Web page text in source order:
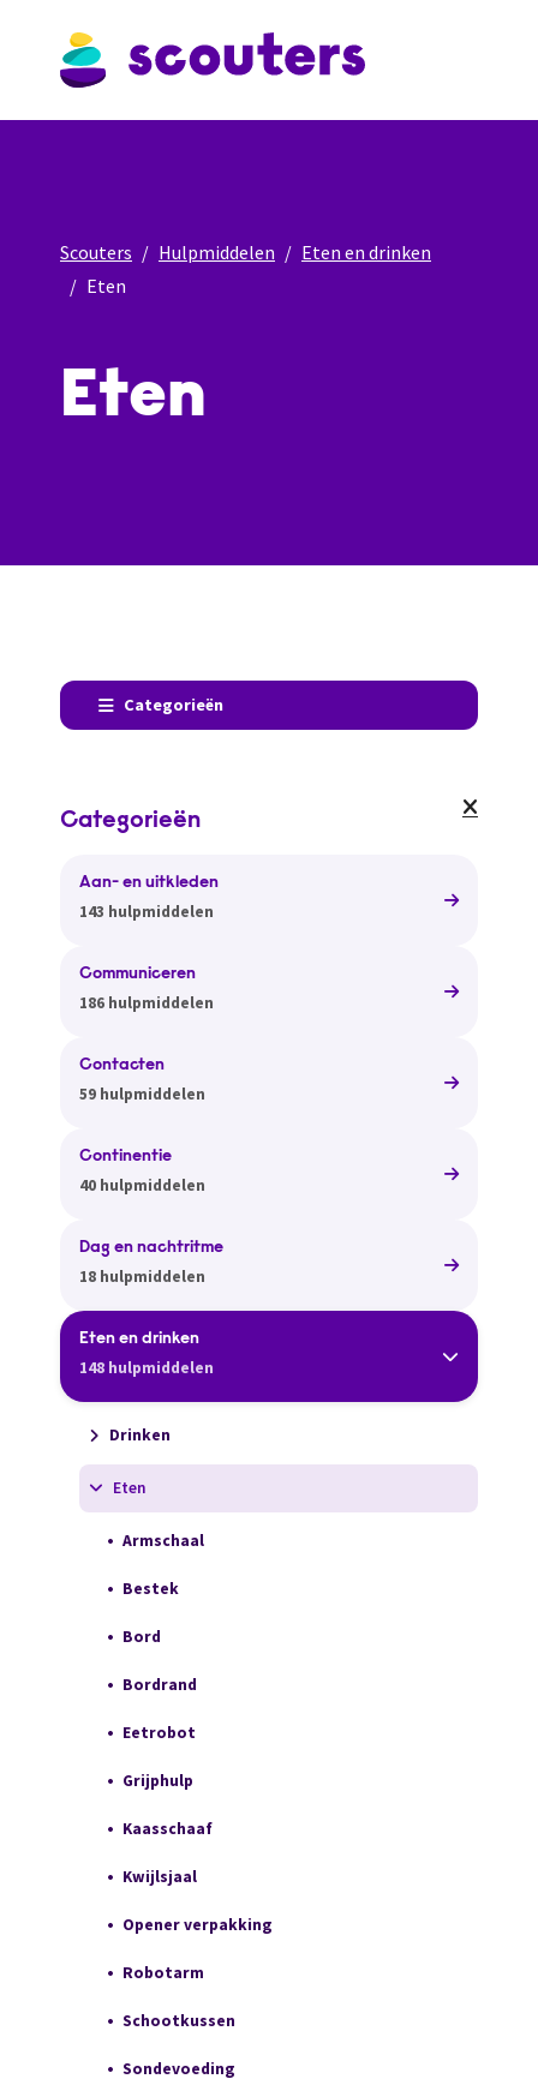
Scouters Hulpmiddelen
Eten en drinken
Eten
Eten
Categorieën
Categorieën
Aan- en uitkleden
143 hulpmiddelen
Communiceren
186 hulpmiddelen
Contacten
59 hulpmiddelen
Continentie
40 hulpmiddelen
Dag en nachtritme
18 hulpmiddelen
Eten en drinken
148 hulpmiddelen
Drinken
Eten
Armschaal
Bestek
Bord
Bordrand
Eetrobot
Grijphulp
Kaasschaaf
Kwijlsjaal
Opener verpakking
Robotarm
Schootkussen
Sondevoeding